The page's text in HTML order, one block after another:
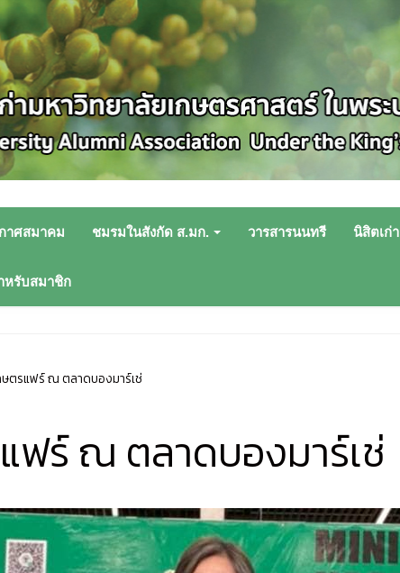
าศสมาคม ชมรมในสังกัด ส.มก. วารสารนนทรี นิสิตเก่า
หรับสมาชิก
ษตรแฟร์ ณ ตลาดบองมาร์เช่
ฟร์ ณ ตลาดบองมาร์เช่